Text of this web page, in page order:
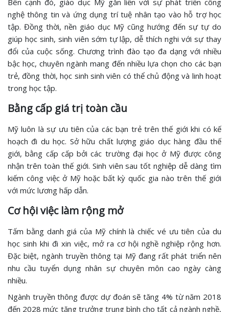
nghệ thông tin và ứng dụng trí tuệ nhân tạo vào hỗ trợ học
tập. Đồng thời, nền giáo dục Mỹ cũng hướng đến sự tự do
giúp học sinh, sinh viên sớm tự lập, dễ thích nghi với sự thay
đổi của cuộc sống. Chương trình đào tạo đa dạng với nhiều
bậc học, chuyên ngành mang đến nhiều lựa chọn cho các bạn
trẻ, đồng thời, học sinh sinh viên có thể chủ động và linh hoạt
trong học tập.
Bằng cấp giá trị toàn cầu
Mỹ luôn là sự ưu tiên của các bạn trẻ trên thế giới khi có kế
hoạch đi du học. Sở hữu chất lượng giáo dục hàng đầu thế
giới, bằng cấp cấp bởi các trường đại học ở Mỹ được công
nhận trên toàn thế giới. Sinh viên sau tốt nghiệp dễ dàng tìm
kiếm công việc ở Mỹ hoặc bất kỳ quốc gia nào trên thế giới
với mức lương hấp dẫn.
Cơ hội việc làm rộng mở
Tấm bằng danh giá của Mỹ chính là chiếc vé ưu tiên của du
học sinh khi đi xin việc, mở ra cơ hội nghề nghiệp rộng hơn.
Đặc biệt, ngành truyền thông tại Mỹ đang rất phát triển nên
nhu cầu tuyển dụng nhân sự chuyên môn cao ngày càng
nhiều.
Ngành truyền thông được dự đoán sẽ tăng 4% từ năm 2018
đến 2028 mức tăng trưởng trung bình cho tất cả ngành nghề,